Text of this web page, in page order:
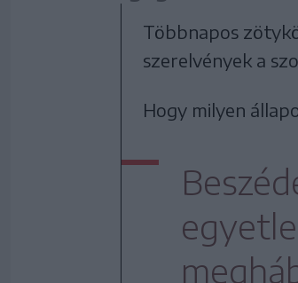
Többnapos
szerelvények a
Hogy milyen